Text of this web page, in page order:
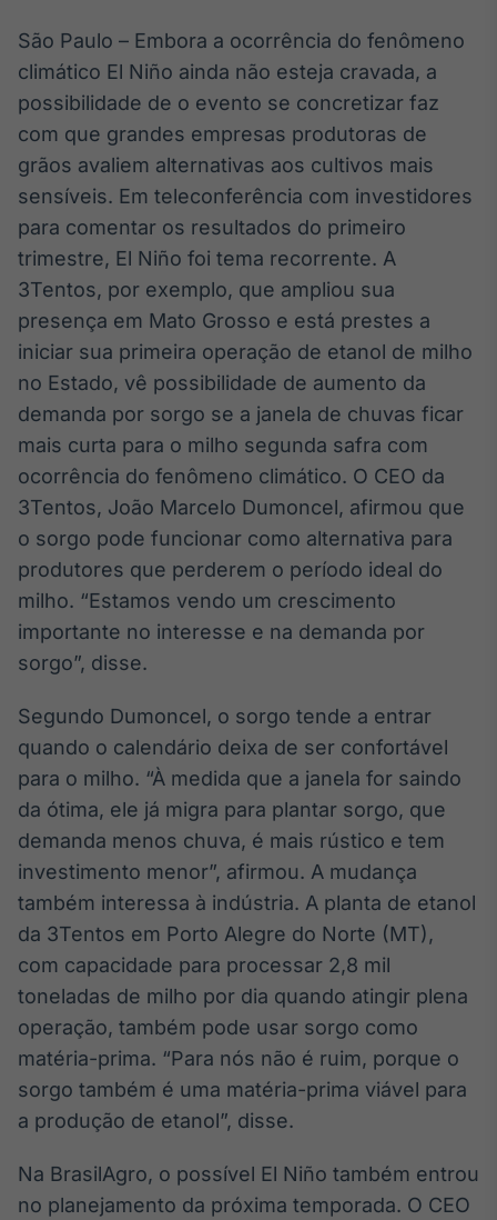
Broadcast
Energia
O setor de
energia elétrica
Broadcast
White Label
Plataforma para
conteúdos
personalizados
Soluções de Dados
e Conteúdos
Broadcast
Plataforma para
negociação de
Broadcast
Datafeed
APIs para
integração de
Broadcast
Cotações e
headlines de
notícias
Broadcast
Widgets
Componentes
para conteúdos e
funcionalidades
Broadcast
Wallboard
Conteúdos e
displays e telas
São Paulo – Embora a ocorrência do fenômeno
climático El Niño ainda não esteja cravada, a
possibilidade de o evento se concretizar faz
com que grandes empresas produtoras de
grãos avaliem alternativas aos cultivos mais
sensíveis. Em teleconferência com investidores
para comentar os resultados do primeiro
trimestre, El Niño foi tema recorrente. A
3Tentos, por exemplo, que ampliou sua
presença em Mato Grosso e está prestes a
iniciar sua primeira operação de etanol de milho
no Estado, vê possibilidade de aumento da
demanda por sorgo se a janela de chuvas ficar
mais curta para o milho segunda safra com
ocorrência do fenômeno climático. O CEO da
3Tentos, João Marcelo Dumoncel, afirmou que
o sorgo pode funcionar como alternativa para
produtores que perderem o período ideal do
milho. “Estamos vendo um crescimento
importante no interesse e na demanda por
sorgo”, disse.
Segundo Dumoncel, o sorgo tende a entrar
quando o calendário deixa de ser confortável
para o milho. “À medida que a janela for saindo
da ótima, ele já migra para plantar sorgo, que
demanda menos chuva, é mais rústico e tem
investimento menor”, afirmou. A mudança
também interessa à indústria. A planta de etanol
da 3Tentos em Porto Alegre do Norte (MT),
com capacidade para processar 2,8 mil
toneladas de milho por dia quando atingir plena
operação, também pode usar sorgo como
matéria-prima. “Para nós não é ruim, porque o
sorgo também é uma matéria-prima viável para
a produção de etanol”, disse.
Na BrasilAgro, o possível El Niño também entrou
no planejamento da próxima temporada. O CEO